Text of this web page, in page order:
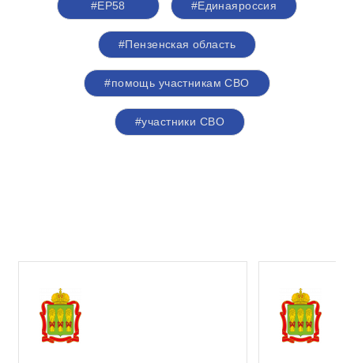
#ЕР58 #Единаяроссия
#Пензенская область
#помощь участникам СВО
#участники СВО